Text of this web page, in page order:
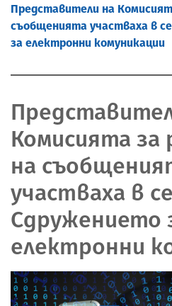
Представители на
съобщенията участваха в
за електронни комуникации
Комисията за
на
участваха в
Сдружението
електронни